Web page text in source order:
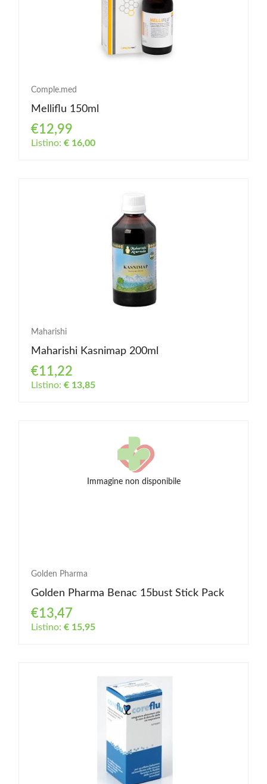
Comple.med
Melliflu 150ml
€12,99
Listino: € 16,00
Maharishi
Maharishi Kasnimap 200ml
€11,22
Listino: € 13,85
Immagine non disponibile
Golden Pharma
Golden Pharma Benac 15bust Stick Pack
€13,47
Listino: € 15,95